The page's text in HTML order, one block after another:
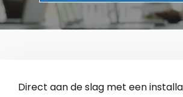
Direct aan de slag met een